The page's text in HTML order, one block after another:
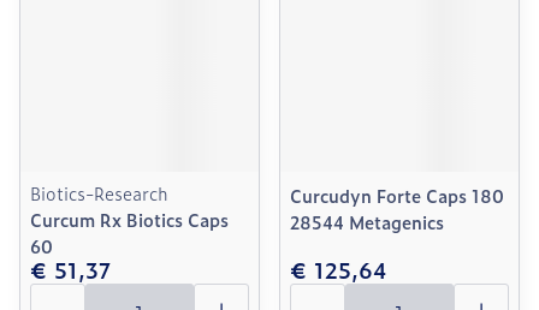
Biotics-Research
Curcum Rx Biotics Caps
60
€ 51,37
Aantal
Curcudyn Forte Caps 180
28544 Metagenics
€ 125,64
Aantal